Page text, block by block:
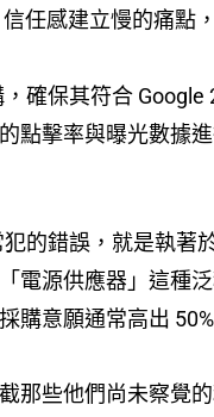
任感建立慢的痛點
確保其符合
點擊率與曝光數據
的錯誤，就是執著
電源供應器」這種
購意願通常高出 50%
那些他們尚未察覺